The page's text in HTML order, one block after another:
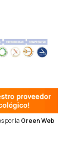
por la Green Web